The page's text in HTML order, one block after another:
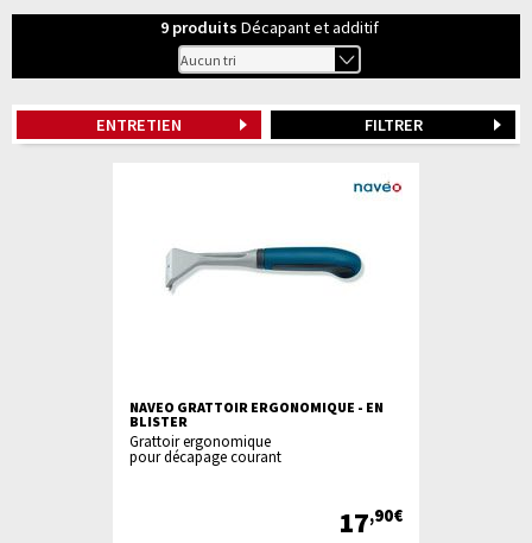
9 produits Décapant et additif
ENTRETIEN FILTRER
NAVEO GRATTOIR ERGONOMIQUE - EN
BLISTER
Grattoir ergonomique
pour décapage courant
17,90€